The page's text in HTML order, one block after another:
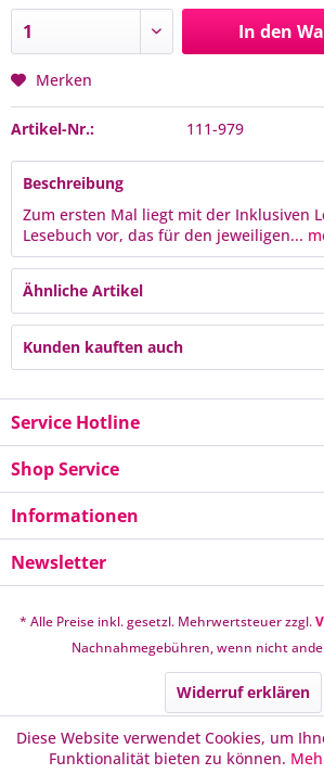
In den
Merken
Artikel-Nr.: 111-979
Beschreibung
Zum ersten Mal liegt mit der Inklusiven
Lesebuch vor, das für den jeweiligen...
Ähnliche Artikel
Kunden kauften auch
Service Hotline
Shop Service
Informationen
Newsletter
* Alle Preise inkl. gesetzl. Mehrwertsteuer zzgl.
Nachnahmegebühren, wenn nicht
Widerruf erklären
Diese Website verwendet Cookies, um
Funktionalität bieten zu können.